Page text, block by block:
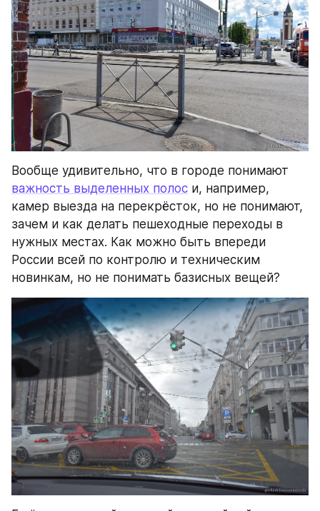
важность выделенных полос и, например,
камер выезда на перекрёсток, но не понимают,
зачем и как делать пешеходные переходы в
нужных местах. Как можно быть впереди
России всей по контролю и техническим
новинкам, но не понимать базисных вещей?